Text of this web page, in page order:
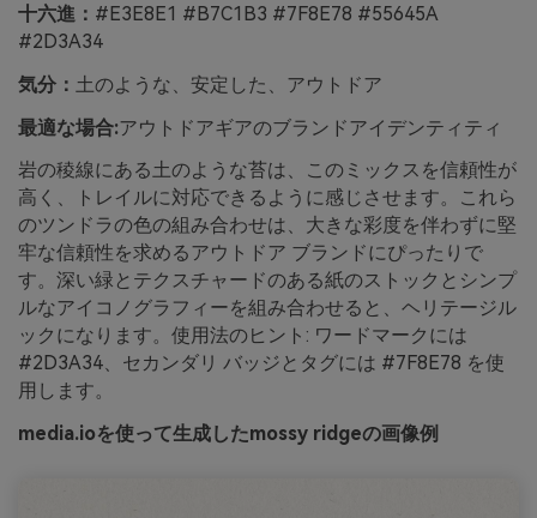
十六進： #E3E8E1 #B7C1B3 #7F8E78 #55645A
#2D3A34
気分： 土のような、安定した、アウトドア
最適な場合:アウトドアギアのブランドアイデンティティ
岩の稜線にある土のような苔は、このミックスを信頼性が
高く、トレイルに対応できるように感じさせます。これら
のツンドラの色の組み合わせは、大きな彩度を伴わずに堅
牢な信頼性を求めるアウトドア ブランドにぴったりで
す。深い緑とテクスチャードのある紙のストックとシンプ
ルなアイコノグラフィーを組み合わせると、ヘリテージル
ックになります。使用法のヒント: ワードマークには
#2D3A34、セカンダリ バッジとタグには #7F8E78 を使
用します。
media.ioを使って生成したmossy ridgeの画像例